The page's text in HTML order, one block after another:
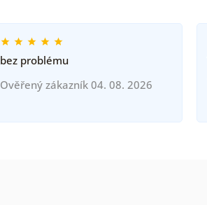
bez problému
Ověřený zákazník 04. 08. 2026